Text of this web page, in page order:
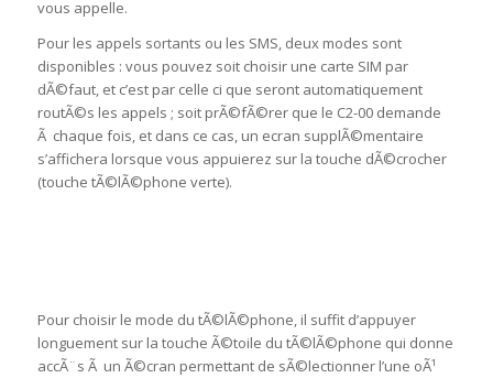
vous appelle.
Pour les appels sortants ou les SMS, deux modes sont
disponibles : vous pouvez soit choisir une carte SIM par
dÃ©faut, et c’est par celle ci que seront automatiquement
routÃ©s les appels ; soit prÃ©fÃ©rer que le C2-00 demande
Ã chaque fois, et dans ce cas, un ecran supplÃ©mentaire
s’affichera lorsque vous appuierez sur la touche dÃ©crocher
(touche tÃ©lÃ©phone verte).
Pour choisir le mode du tÃ©lÃ©phone, il suffit d’appuyer
longuement sur la touche Ã©toile du tÃ©lÃ©phone qui donne
accÃ¨s Ã un Ã©cran permettant de sÃ©lectionner l’une oÃ¹